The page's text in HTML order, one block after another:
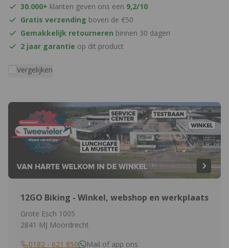
30.000+ klanten geven ons een 9,2/10
Gratis verzending boven de €50
Gemakkelijk retourneren binnen 30 dagen
2 jaar garantie op dit product
Vergelijken
12GO Biking - Winkel, webshop en werkplaats
Grote Esch 1005
2841 MJ Moordrecht
0182 - 621 850
Mail of app ons